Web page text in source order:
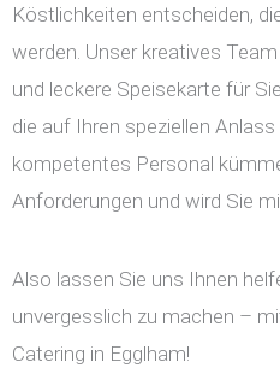
Köstlichkeiten entscheiden,
werden. Unser kreatives
und leckere Speisekarte für
die auf Ihren speziellen
kompetentes Personal
Anforderungen und wird Sie
Also lassen Sie uns Ihnen
unvergesslich zu machen –
Catering in Egglham!